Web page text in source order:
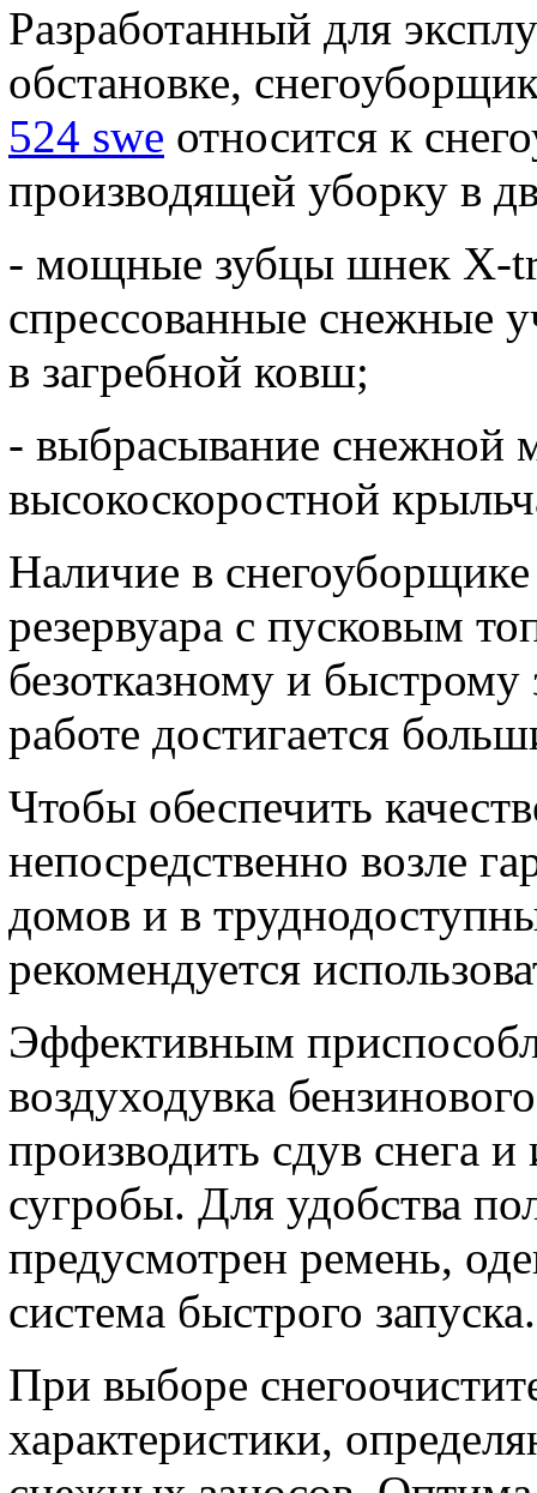
Разработанный для
обстановке,
524 swe относится к
производящей уборку в
- мощные зубцы шнек X-
спрессованные снежные
в загребной ковш;
- выбрасывание снежной
высокоскоростной
Наличие в
резервуара с пусковым
безотказному и
работе достигается
Чтобы обеспечить
непосредственно возле
домов и в
рекомендуется
Эффективным
воздуходувка
производить сдув снега
сугробы. Для удобства
предусмотрен ремень,
система быстрого запуска.
При выборе
характеристики,